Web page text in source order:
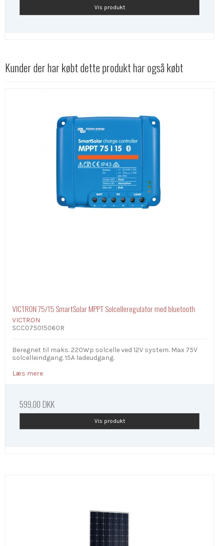
Vis produkt
Kunder der har købt dette produkt har også købt
VICTRON 75/15 SmartSolar MPPT Solcelleregulator med bluetooth
VICTRON
SCC075015060R
Beregnet til maks. 220Wp solcelle ved 12V system. Max 75V
solcelleindgang. 15A ladeudgang.
Læs mere
599,00 DKK
Vis produkt